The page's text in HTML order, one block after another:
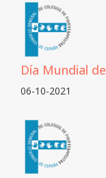
Día Mundial
06-10-2021